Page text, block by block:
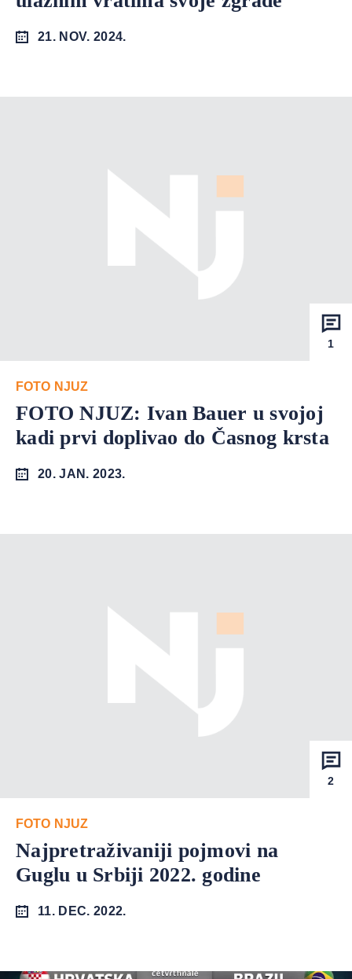
21. NOV. 2024.
1
FOTO NJUZ
FOTO NJUZ: Ivan Bauer u svojoj
kadi prvi doplivao do Časnog krsta
20. JAN. 2023.
2
FOTO NJUZ
Najpretraživaniji pojmovi na
Guglu u Srbiji 2022. godine
11. DEC. 2022.